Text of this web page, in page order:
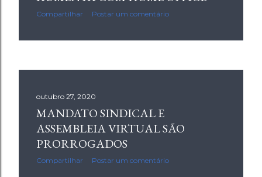
Compartilhar Postar um comentário
outubro 27, 2020
MANDATO SINDICAL E
ASSEMBLEIA VIRTUAL SÃO
PRORROGADOS
Compartilhar Postar um comentário